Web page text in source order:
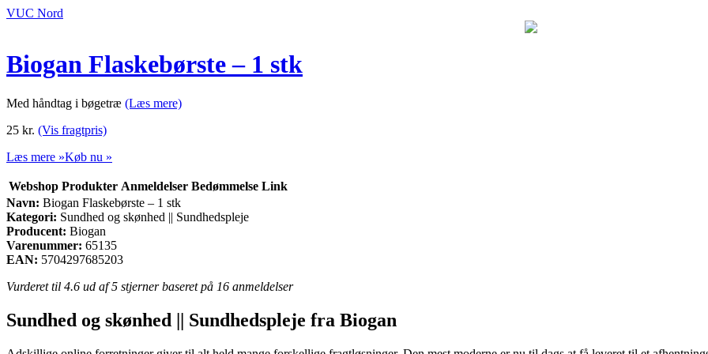
VUC Nord
Biogan Flaskebørste – 1 stk
Med håndtag i bøgetræ (Læs mere)
25 kr. (Vis fragtpris)
Læs mere »Køb nu »
Webshop Produkter Anmeldelser Bedømmelse Link
Navn: Biogan Flaskebørste – 1 stk
Kategori: Sundhed og skønhed || Sundhedspleje
Producent: Biogan
Varenummer: 65135
EAN: 5704297685203
Vurderet til 4.6 ud af 5 stjerner baseret på 16 anmeldelser
Sundhed og skønhed || Sundhedspleje fra Biogan